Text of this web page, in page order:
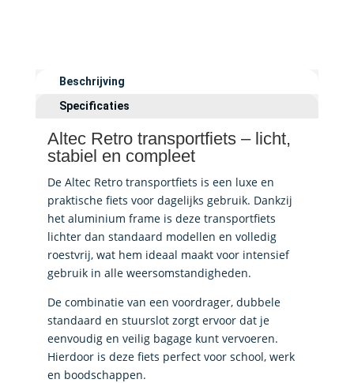
Beschrijving
Specificaties
Altec Retro transportfiets – licht,
stabiel en compleet
De Altec Retro transportfiets is een luxe en
praktische fiets voor dagelijks gebruik. Dankzij
het aluminium frame is deze transportfiets
lichter dan standaard modellen en volledig
roestvrij, wat hem ideaal maakt voor intensief
gebruik in alle weersomstandigheden.
De combinatie van een voordrager, dubbele
standaard en stuurslot zorgt ervoor dat je
eenvoudig en veilig bagage kunt vervoeren.
Hierdoor is deze fiets perfect voor school, werk
en boodschappen.